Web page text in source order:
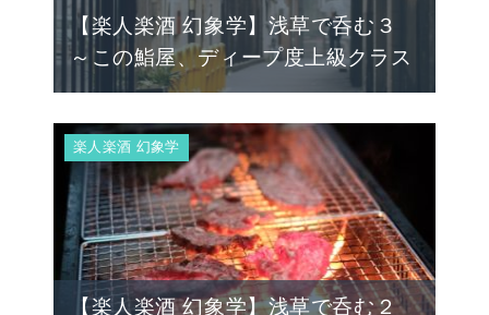
【楽人楽酒 幻象学】浅草で呑む３
～この鮨屋、ディープ度上級クラス
楽人楽酒 幻象学
【楽人楽酒 幻象学】浅草で呑む２